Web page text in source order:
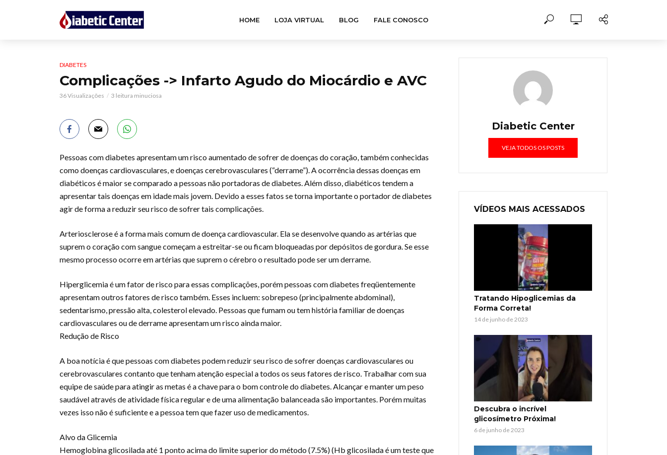
HOME LOJA VIRTUAL BLOG FALE CONOSCO
DIABETES
Complicações -> Infarto Agudo do Miocárdio e AVC
36 Visualizações 3 leitura minuciosa
Pessoas com diabetes apresentam um risco aumentado de sofrer de doenças do coração, também conhecidas
como doenças cardiovasculares, e doenças cerebrovasculares (“derrame”). A ocorrência dessas doenças em
diabéticos é maior se comparado a pessoas não portadoras de diabetes. Além disso, diabéticos tendem a
apresentar tais doenças em idade mais jovem. Devido a esses fatos se torna importante o portador de diabetes
agir de forma a reduzir seu risco de sofrer tais complicações.
Arteriosclerose é a forma mais comum de doença cardiovascular. Ela se desenvolve quando as artérias que
suprem o coração com sangue começam a estreitar-se ou ficam bloqueadas por depósitos de gordura. Se esse
mesmo processo ocorre em artérias que suprem o cérebro o resultado pode ser um derrame.
Hiperglicemia é um fator de risco para essas complicações, porém pessoas com diabetes freqüentemente
apresentam outros fatores de risco também. Esses incluem: sobrepeso (principalmente abdominal),
sedentarismo, pressão alta, colesterol elevado. Pessoas que fumam ou tem história familiar de doenças
cardiovasculares ou de derrame apresentam um risco ainda maior.
Redução de Risco
A boa notícia é que pessoas com diabetes podem reduzir seu risco de sofrer doenças cardiovasculares ou
cerebrovasculares contanto que tenham atenção especial a todos os seus fatores de risco. Trabalhar com sua
equipe de saúde para atingir as metas é a chave para o bom controle do diabetes. Alcançar e manter um peso
saudável através de atividade física regular e de uma alimentação balanceada são importantes. Porém muitas
vezes isso não é suficiente e a pessoa tem que fazer uso de medicamentos.
Alvo da Glicemia
Hemoglobina glicosilada até 1 ponto acima do limite superior do método (7.5%) (Hb glicosilada é um teste que
Diabetic Center
VEJA TODOS OS POSTS
VÍDEOS MAIS ACESSADOS
Tratando Hipoglicemias da
Forma Correta!
14 de junho de 2023
Descubra o incrível
glicosímetro Próxima!
6 de junho de 2023